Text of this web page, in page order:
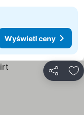
Wyświetl ceny